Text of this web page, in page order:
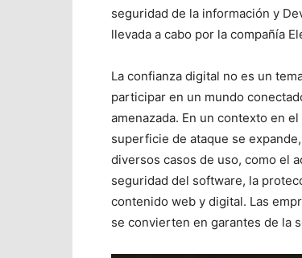
seguridad de la información y
llevada a cabo por la compañía
La confianza digital no es un
participar en un mundo
amenazada. En un contexto en
superficie de ataque se
diversos casos de uso, como el
seguridad del software, la
contenido web y digital. Las
se convierten en garantes de la